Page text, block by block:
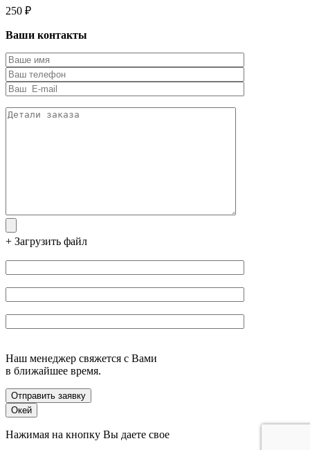
250 ₽
Ваши контакты
+ Загрузить файл
Наш менеджер свяжется с Вами
в ближайшее время.
Отправить заявку
Окей
Нажимая на кнопку Вы даете свое